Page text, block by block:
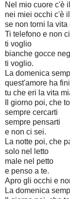
Nel mio cuore c'è
nei miei occhi c'è
se non torni la vita
Ti telefono e non
ti voglio
bianche gocce
ti voglio.
La domenica
quest'amore ha
tu che eri la vita
Il giorno poi, che
sempre cercarti
sempre pensarti
e non ci sei.
La notte poi, che
solo nel letto
male nel petto
e penso a te.
Apro gli occhi e
La domenica